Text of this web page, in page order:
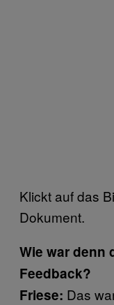
Klickt auf das
Dokument.
Wie war denn
Feedback?
Friese: Das